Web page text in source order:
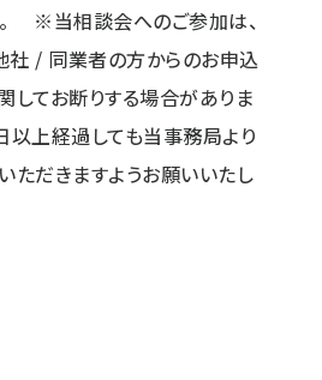
※当相談会へのご参加は、
/ 同業者の方からのお申込
してお断りする場合がありま
上経過しても当事務局より
だきますようお願いいたし